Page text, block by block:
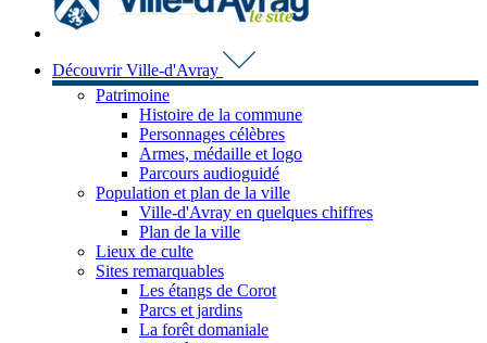
Découvrir Ville-d'Avray
Patrimoine
Histoire de la commune
Personnages célèbres
Armes, médaille et logo
Parcours audioguidé
Population et plan de la ville
Ville-d'Avray en quelques chiffres
Plan de la ville
Lieux de culte
Sites remarquables
Les étangs de Corot
Parcs et jardins
La forêt domaniale